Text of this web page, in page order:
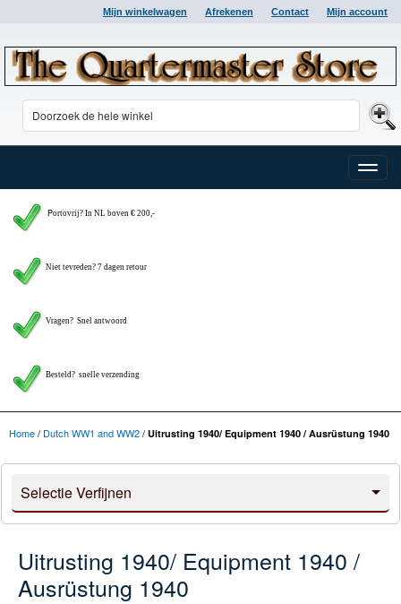
Mijn winkelwagen Afrekenen Contact Mijn account
Toggle
Portovrij? In NL boven € 200,-
Niet tevreden? 7 dagen retour
Vragen? Snel antwoord
Besteld? snelle verzending
Home/ Dutch WW1 and WW2/ Uitrusting 1940/ Equipment 1940 / Ausrüstung 1940
Selectie Verfijnen
Uitrusting 1940/ Equipment 1940 /
Ausrüstung 1940